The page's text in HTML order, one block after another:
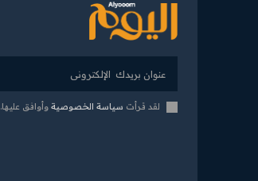
لقد قرأت سياسة الخصوصية وأوافق عليها.